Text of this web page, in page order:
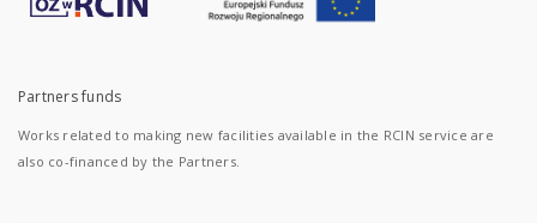
Partners funds
Works related to making new facilities available in the RCIN service are
also co-financed by the Partners.